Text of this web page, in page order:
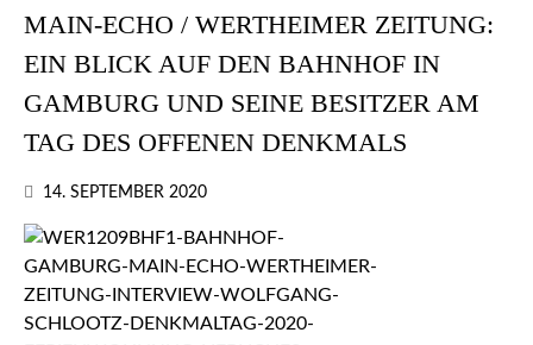
MAIN-ECHO / WERTHEIMER ZEITUNG:
EIN BLICK AUF DEN BAHNHOF IN
GAMBURG UND SEINE BESITZER AM
TAG DES OFFENEN DENKMALS
14. SEPTEMBER 2020